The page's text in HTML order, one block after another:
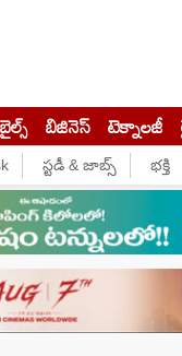
బిజినెస్‌ టెక్నాలజీ
స్టడీ & జాబ్స్ భక్తి